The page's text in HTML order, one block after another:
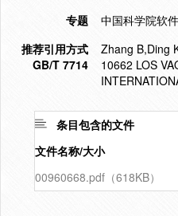
专题
中国科学院软
推荐引用方式
GB/T 7714
Zhang B,Ding
10662 LOS
条目包含的文件
文件名称/大小
00960668.pdf（618KB）